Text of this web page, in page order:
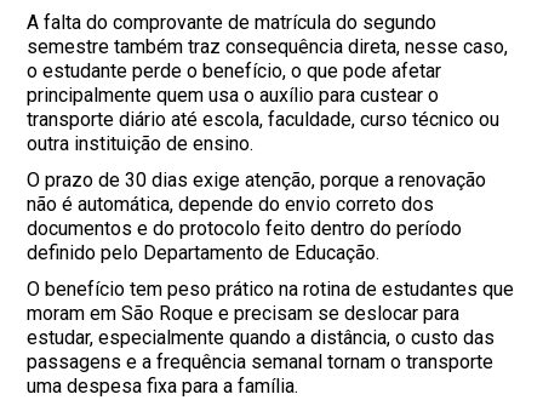
A falta do comprovante de matrícula do segundo
semestre também traz consequência direta, nesse caso,
o estudante perde o benefício, o que pode afetar
principalmente quem usa o auxílio para custear o
transporte diário até escola, faculdade, curso técnico ou
outra instituição de ensino.
O prazo de 30 dias exige atenção, porque a renovação
não é automática, depende do envio correto dos
documentos e do protocolo feito dentro do período
definido pelo Departamento de Educação.
O benefício tem peso prático na rotina de estudantes que
moram em São Roque e precisam se deslocar para
estudar, especialmente quando a distância, o custo das
passagens e a frequência semanal tornam o transporte
uma despesa fixa para a família.